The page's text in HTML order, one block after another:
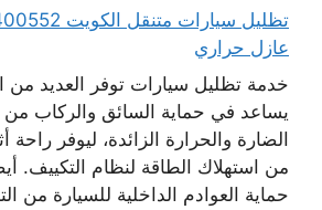
عازل حراري
خدمة تظليل سيارات توفر العديد من
يساعد في حماية السائق والركاب
الضارة والحرارة الزائدة، ليوفر راحة
من استهلاك الطاقة لنظام التكييف.
حماية العوادم الداخلية للسيارة من